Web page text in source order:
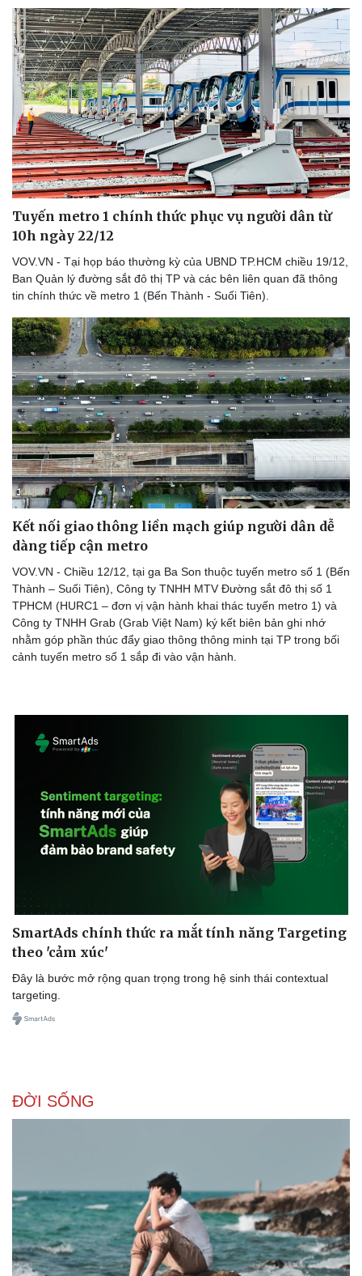
Doanh nghiệp
Thông tin doanh nghiệp
Doanh nghiệp 24h
Doanh nhân
Vì cộng đồng
Công nghệ
Sành điệu
Tin Công nghệ
Trải nghiệm
Chuyển đổi số
Sức khỏe
Dinh dưỡng - món ngon
Cây thuốc
Sản phụ khoa
Đời sống
Nhà đẹp
Blog
Tình yêu - Gia đình
Tuyến metro 1 chính thức phục vụ người dân từ
10h ngày 22/12
VOV.VN - Tại họp báo thường kỳ của UBND TP.HCM chiều 19/12,
Ban Quản lý đường sắt đô thị TP và các bên liên quan đã thông
tin chính thức về metro 1 (Bến Thành - Suối Tiên).
Kết nối giao thông liền mạch giúp người dân dễ
dàng tiếp cận metro
VOV.VN - Chiều 12/12, tại ga Ba Son thuộc tuyến metro số 1 (Bến
Thành – Suối Tiên), Công ty TNHH MTV Đường sắt đô thị số 1
TPHCM (HURC1 – đơn vị vận hành khai thác tuyến metro 1) và
Công ty TNHH Grab (Grab Việt Nam) ký kết biên bản ghi nhớ
nhằm góp phần thúc đẩy giao thông thông minh tại TP trong bối
cảnh tuyến metro số 1 sắp đi vào vận hành.
SmartAds chính thức ra mắt tính năng Targeting
theo 'cảm xúc'
Đây là bước mở rộng quan trọng trong hệ sinh thái contextual
targeting.
ĐỜI SỐNG